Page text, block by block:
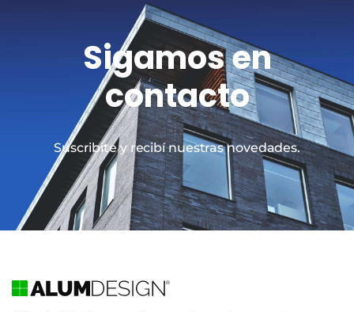
Sigamos en
contacto
Suscribite y recibí nuestras novedades.